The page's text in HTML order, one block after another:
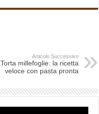
Articolo Successivo
Torta millefoglie: la ricetta
veloce con pasta pronta